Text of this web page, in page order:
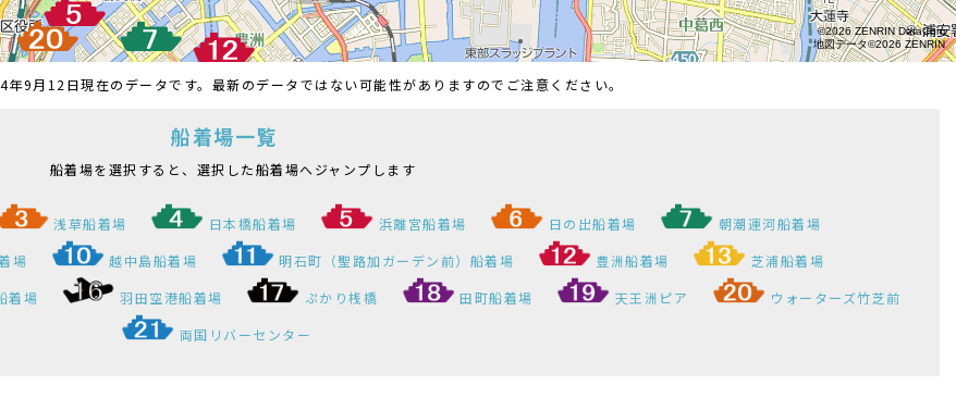
9月12日現在のデータです。最新のデータではない可能性がありますのでご注意ください。
船着場一覧
船着場を選択すると、選択した船着場へジャンプします
浅草船着場 日本橋船着場 浜離宮船着場 日の出船着場
朝潮運河船着場
場 越中島船着場 明石町（聖路加ガーデン前）船着場 豊洲船着場
芝浦船着場
着場 羽田空港船着場 ぷかり桟橋 田町船着場 天王洲ピア
ウォーターズ竹芝前
両国リバーセンター